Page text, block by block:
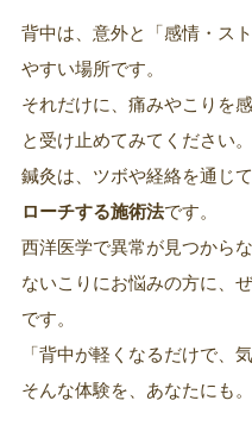
背中は、意外と「感情・ス
やすい場所です。
それだけに、痛みやこりを
と受け止めてみてください。
鍼灸は、ツボや経絡を通じて
ローチする施術法です。
西洋医学で異常が見つから
ないこりにお悩みの方に、
です。
「背中が軽くなるだけで、
そんな体験を、あなたにも